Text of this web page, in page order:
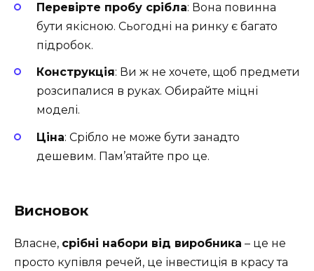
Перевірте пробу срібла: Вона повинна
бути якісною. Сьогодні на ринку є багато
підробок.
Конструкція: Ви ж не хочете, щоб предмети
розсипалися в руках. Обирайте міцні
моделі.
Ціна: Срібло не може бути занадто
дешевим. Пам’ятайте про це.
Висновок
Власне, срібні набори від виробника – це не
просто купівля речей, це інвестиція в красу та